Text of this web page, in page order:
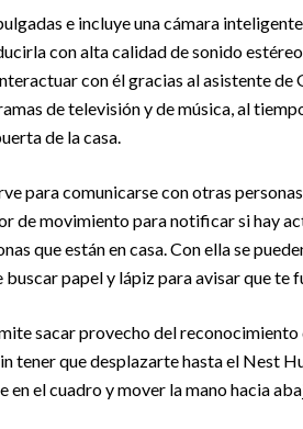
e incluye una cámara
con alta calidad de sonido
con él gracias al asistente de
de televisión y de música, al
de la casa.
para comunicarse con otras
de movimiento para notificar si hay
que están en casa. Con ella se
papel y lápiz para avisar que te
sacar provecho del
tener que desplazarte hasta el Nest
el cuadro y mover la mano hacia